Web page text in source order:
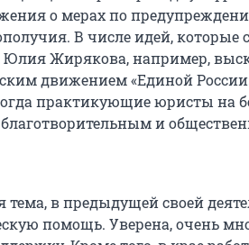
о мерах по
В числе идей, которые
Юлия Жирякова, например,
движением «Единой
практикующие юристы на
и
тема, в предыдущей своей
помощь. Уверена, очень